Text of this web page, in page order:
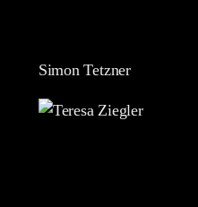
Simon Tetzner